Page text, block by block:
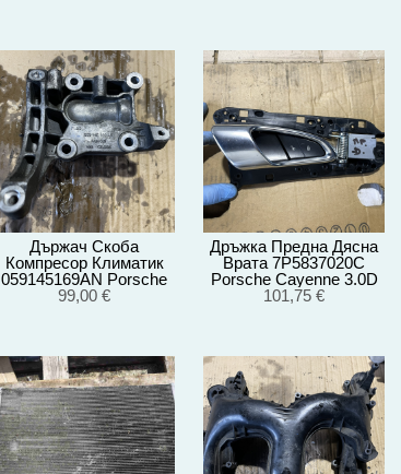
Държач Скоба
Компресор Климатик
059145169AN Porsche
Cayenne 3.0D 92A/2012г
99,00 €
Дръжка Предна Дясна
Врата 7P5837020C
Porsche Cayenne 3.0D
92A/2012г
101,75 €